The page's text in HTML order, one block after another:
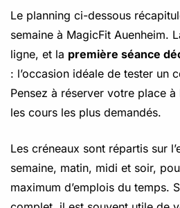
Le planning ci-dessous
semaine à MagicFit Auenheim.
ligne, et la première séance
: l’occasion idéale de tester un
Pensez à réserver votre place à
les cours les plus demandés.
Les créneaux sont répartis sur
semaine, matin, midi et soir,
maximum d’emplois du temps.